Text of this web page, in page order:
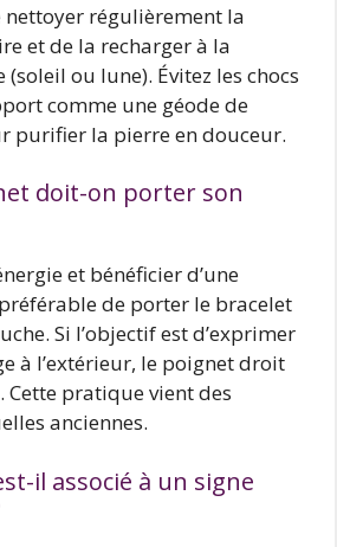
nettoyer régulièrement la
et de la recharger à la
ou lune). Évitez les chocs
comme une géode de
purifier la pierre en douceur.
doit-on porter son
et bénéficier d’une
de porter le bracelet
Si l’objectif est d’exprimer
à l’extérieur, le poignet droit
Cette pratique vient des
anciennes.
il associé à un signe